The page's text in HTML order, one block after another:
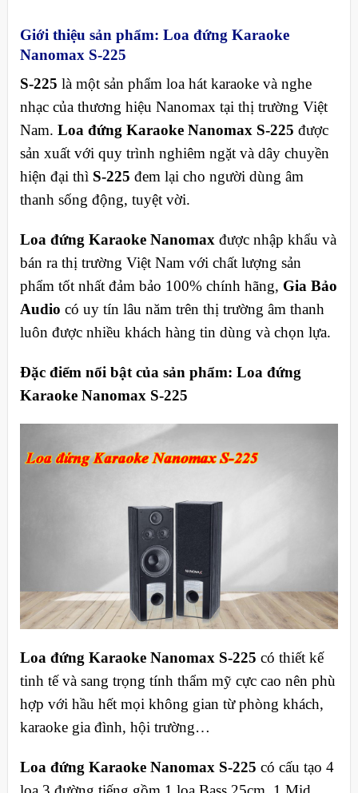
Giới thiệu sản phẩm: Loa đứng Karaoke
Nanomax S-225
S-225 là một sản phẩm loa hát karaoke và nghe
nhạc của thương hiệu Nanomax tại thị trường Việt
Nam. Loa đứng Karaoke Nanomax S-225 được
sản xuất với quy trình nghiêm ngặt và dây chuyền
hiện đại thì S-225 đem lại cho người dùng âm
thanh sống động, tuyệt vời.
Loa đứng Karaoke Nanomax được nhập khẩu và
bán ra thị trường Việt Nam với chất lượng sản
phẩm tốt nhất đảm bảo 100% chính hãng, Gia Bảo
Audio có uy tín lâu năm trên thị trường âm thanh
luôn được nhiều khách hàng tin dùng và chọn lựa.
Đặc điểm nổi bật của sản phẩm: Loa đứng
Karaoke Nanomax S-225
Loa đứng Karaoke Nanomax S-225 có thiết kế
tinh tế và sang trọng tính thẩm mỹ cực cao nên phù
hợp với hầu hết mọi không gian từ phòng khách,
karaoke gia đình, hội trường…
Loa đứng Karaoke Nanomax S-225 có cấu tạo 4